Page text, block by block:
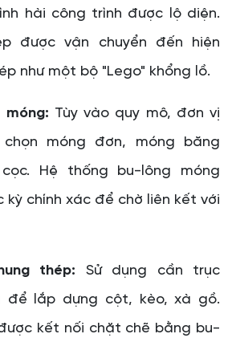
hài công trình được lộ diện.
được vận chuyển đến hiện
như một bộ "Lego" khổng lồ.
móng: Tùy vào quy mô, đơn vị
móng đơn, móng băng
Hệ thống bu-lông móng
chính xác để chờ liên kết với
thép: Sử dụng cần trục
để lắp dựng cột, kèo, xà gồ.
kết nối chặt chẽ bằng bu-